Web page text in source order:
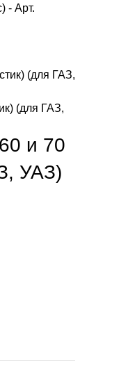
- Арт.
(для ГАЗ,
и 70
УАЗ)